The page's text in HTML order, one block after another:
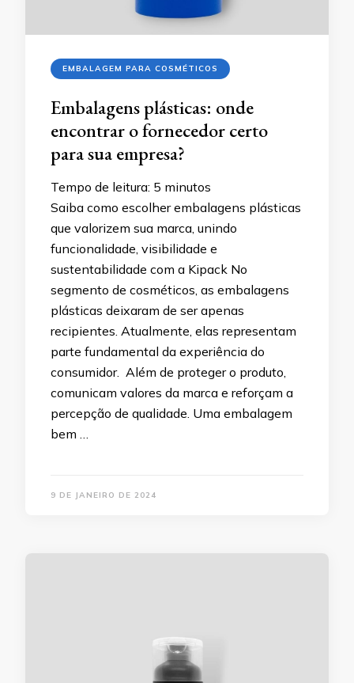
EMBALAGEM PARA COSMÉTICOS
Embalagens plásticas: onde
encontrar o fornecedor certo
para sua empresa?
Tempo de leitura: 5 minutos
Saiba como escolher embalagens plásticas
que valorizem sua marca, unindo
funcionalidade, visibilidade e
sustentabilidade com a Kipack No
segmento de cosméticos, as embalagens
plásticas deixaram de ser apenas
recipientes. Atualmente, elas representam
parte fundamental da experiência do
consumidor. Além de proteger o produto,
comunicam valores da marca e reforçam a
percepção de qualidade. Uma embalagem
bem …
9 DE JANEIRO DE 2024